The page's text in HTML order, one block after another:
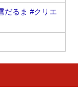
だるま #クリエ